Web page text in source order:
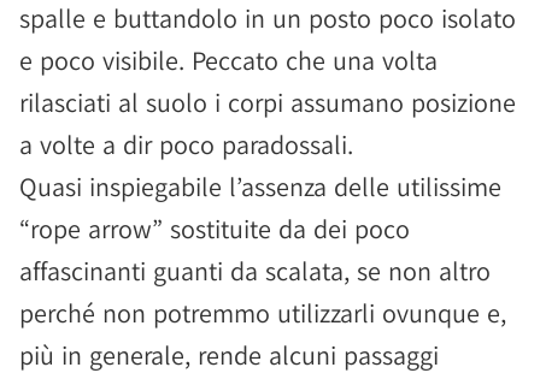
spalle e buttandolo in un posto poco isolato
e poco visibile. Peccato che una volta
rilasciati al suolo i corpi assumano posizione
a volte a dir poco paradossali.
Quasi inspiegabile l’assenza delle utilissime
“rope arrow” sostituite da dei poco
affascinanti guanti da scalata, se non altro
perché non potremmo utilizzarli ovunque e,
più in generale, rende alcuni passaggi